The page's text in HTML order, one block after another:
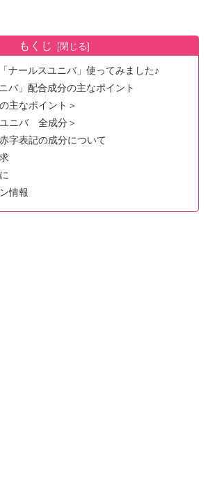
もくじ
ナールスユニバ」使ってみました♪
バ」配合成分の主なポイント
主なポイント＞
ニバ 全成分＞
字表記の成分について
情報